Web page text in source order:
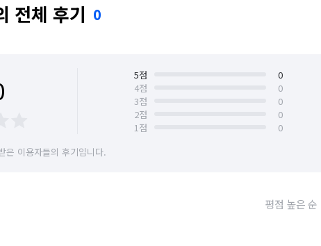
전체 후기 0
5점
0
4점
0
3점
0
2점
0
1점
0
은 이용자들의 후기입니다.